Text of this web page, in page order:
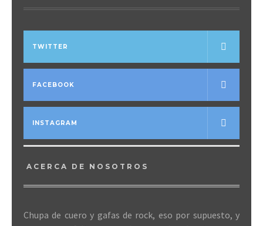
TWITTER
FACEBOOK
INSTAGRAM
ACERCA DE NOSOTROS
Chupa de cuero y gafas de rock, eso por supuesto, y